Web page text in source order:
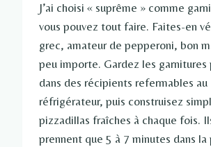
J’ai choisi « suprême » comme
vous pouvez tout faire. Faites-en
grec, amateur de pepperoni, bon
peu importe. Gardez les garnitures
dans des récipients refermables au
réfrigérateur, puis construisez
pizzadillas fraîches à chaque fois.
prennent que 5 à 7 minutes dans la